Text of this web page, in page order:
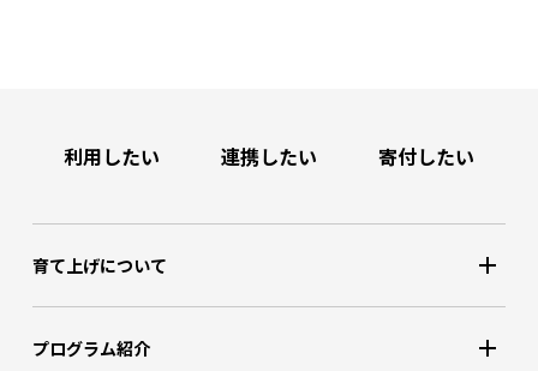
利用したい 連携したい 寄付したい
育て上げについて
プログラム紹介